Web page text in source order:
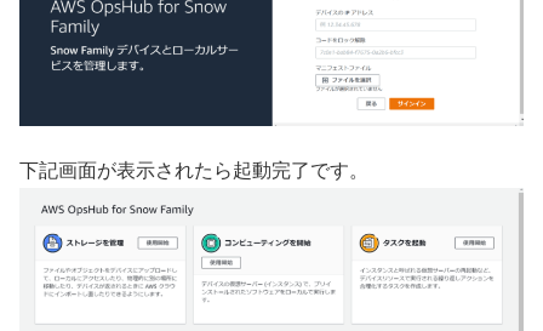
下記画面が表示されたら起動完了です。